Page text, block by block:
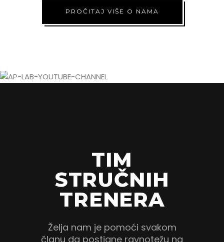
PROČITAJ VIŠE O NAMA
TIM
STRUČNIH
TRENERA
Želja nam je pomoći svakom
članu da postigne ravnotežu na